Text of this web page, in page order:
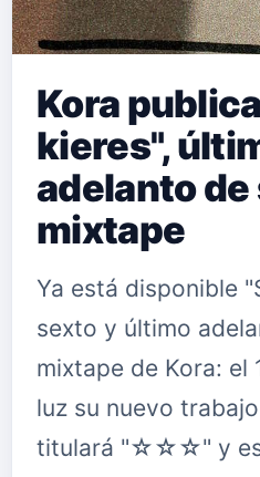
Kora
kieres",
adelanto de
mixtape
Ya está disponible
sexto y último
mixtape de Kora: el
luz su nuevo
titulará "☆☆☆" y